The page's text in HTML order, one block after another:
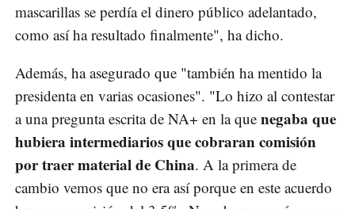
mascarillas se perdía el dinero público adelantado,
como así ha resultado finalmente", ha dicho.
Además, ha asegurado que "también ha mentido la
presidenta en varias ocasiones". "Lo hizo al contestar
a una pregunta escrita de NA+ en la que negaba que
hubiera intermediarios que cobraran comisión
por traer material de China. A la primera de
cambio vemos que no era así porque en este acuerdo